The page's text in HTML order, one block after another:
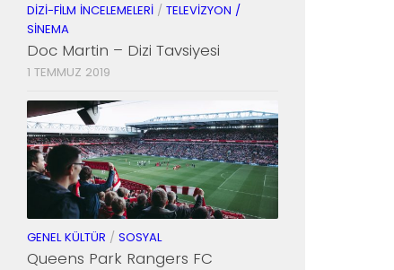
DIZI-FILM İNCELEMELERI / TELEVIZYON /
SINEMA
Doc Martin – Dizi Tavsiyesi
1 TEMMUZ 2019
GENEL KÜLTÜR / SOSYAL
Queens Park Rangers FC